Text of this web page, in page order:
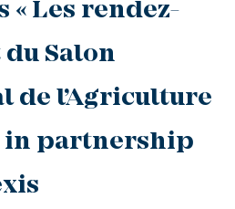
« Les rendez-
Salon
de l’Agriculture
in partnership